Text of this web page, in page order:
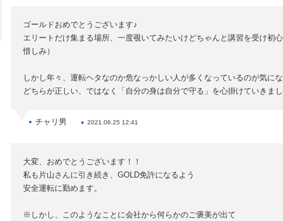
ゴールドおめでとうございます♪
エリートだけ集まる場所、一度覗いてみたいけどちゃんと講習を受け初
惜しみ）
しかし年々、運転ヘタなのか危なっかしい人が多くなっているのが気に
どちらが正しい、ではなく「自分の身は自分で守る」を心掛けていきまし
チャリ男 2021.06.25 12:41
大変、おめでとうございます！！
私も片山さんに引き続き、GOLD免許になるよう
安全運転に勤めます。
※しかし、このようなことに会社から何らかのご褒美が出て